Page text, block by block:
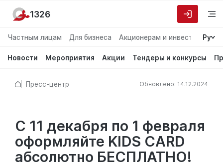
Частным лицам Для бизнеса Акционерам и инвесторам
Ру
Новости Мероприятия Акции Тендеры и конкурсы
1326
Пресс-центр Обновлено: 14.12.2024
С 11 декабря по 1 февраля
оформляйте KIDS CARD
абсолютно БЕСПЛАТНО!